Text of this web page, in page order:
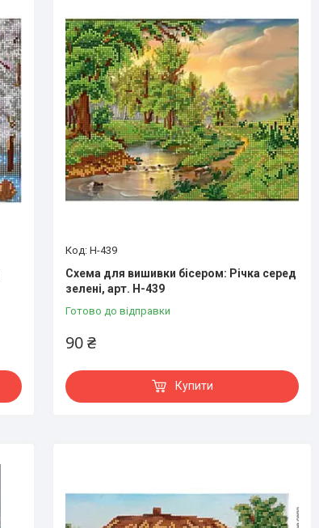
Н-439
Схема для вишивки бісером: Річка серед
зелені, арт. Н-439
Готово до відправки
90 ₴
Купити